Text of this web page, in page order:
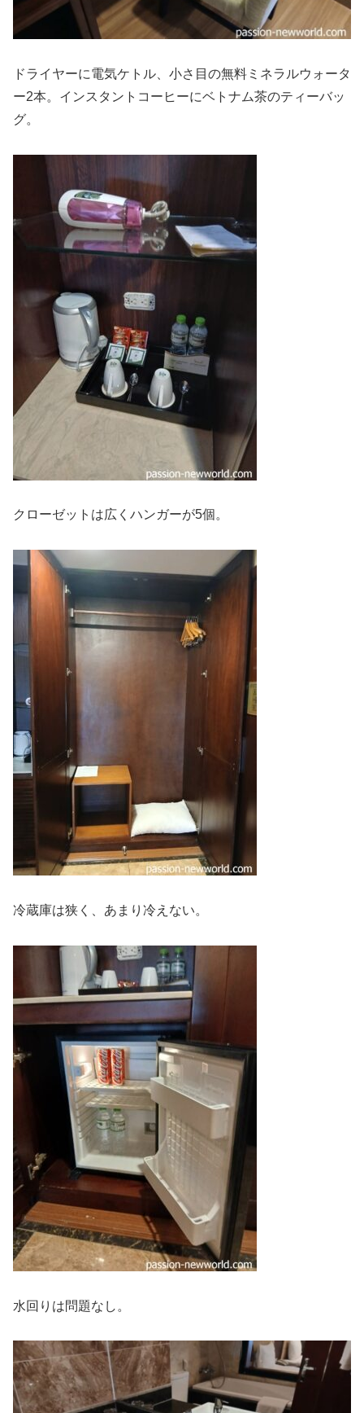
ドライヤーに電気ケトル、小さ目の無料ミネラルウォータ
ー2本。インスタントコーヒーにベトナム茶のティーバッ
グ。
クローゼットは広くハンガーが5個。
冷蔵庫は狭く、あまり冷えない。
水回りは問題なし。